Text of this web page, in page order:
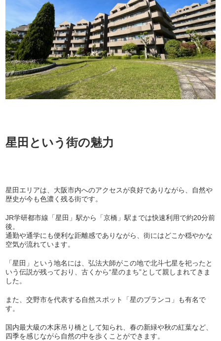
星田という街の魅力
星田エリアは、大阪市内へのアクセスが良好でありながら、自然や
歴史が今も色濃く残る街です。
JR学研都市線「星田」駅から「京橋」駅までは快速利用で約20分前
後。
通勤や通学にも便利な距離感でありながら、街にはどこか穏やかな
空気が流れています。
「星田」という地名には、弘法大師がこの地で北斗七星を祀ったと
いう伝説が残っており、古くから“星のまち”として親しまれてきま
した。
また、交野市を代表する自然スポット「星のブランコ」も有名で
す。
国内最大級の木床吊り橋として知られ、春の新緑や秋の紅葉など、
四季を感じながら自然の中を歩くことができます。